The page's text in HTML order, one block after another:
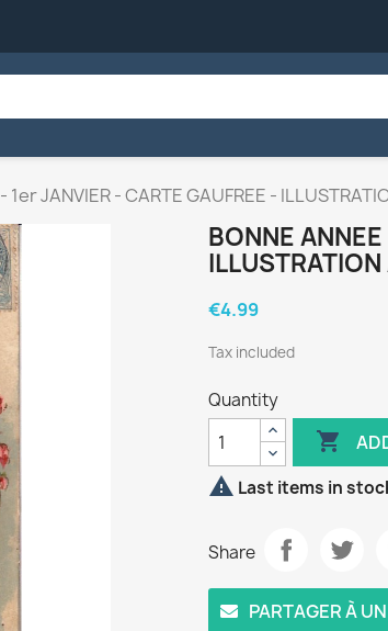
1er JANVIER - CARTE GAUFREE -
BONNE
ILLUSTRATION
€4.99
Tax included
Quantity

 Last items in
Share
PARTAGER À